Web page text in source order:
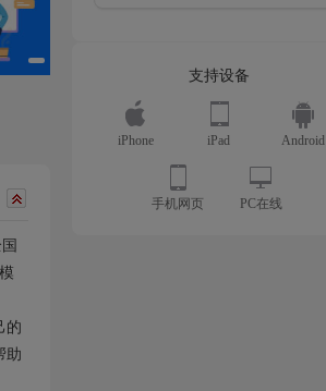
的
助
支持设备
iPhone iPad Android
手机网页 PC在线